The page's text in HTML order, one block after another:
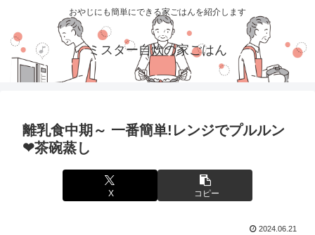
おやじにも簡単にできる家ごはんを紹介します
ミスター自炊の家ごはん
離乳食中期～ 一番簡単!レンジでプルルン
❤茶碗蒸し
X コピー
2024.06.21